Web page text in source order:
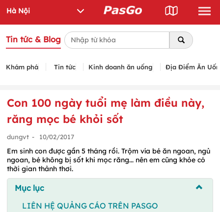
Tin tức & Blog
Khám phá Tin tức Kinh doanh ăn uống Địa Điểm Ăn
Con 100 ngày tuổi mẹ làm điều này,
răng mọc bé khỏi sốt
dungvt - 10/02/2017
Em sinh con được gần 5 tháng rồi. Trộm vía bé ăn ngoan, ngủ
ngoan, bé không bị sốt khi mọc răng... nên em cũng khỏe có
thời gian thảnh thơi.
Mục lục
LIÊN HỆ QUẢNG CÁO TRÊN PASGO